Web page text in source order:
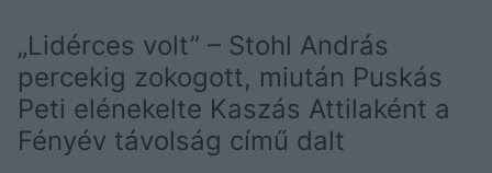
„Lidérces volt” – Stohl András
percekig zokogott, miután Puskás
Peti elénekelte Kaszás Attilaként a
Fényév távolság című dalt